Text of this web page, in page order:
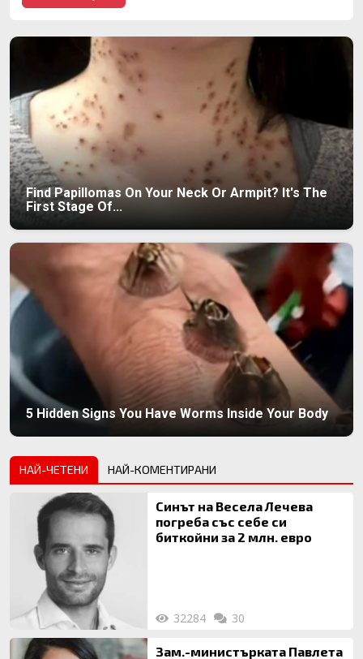
Find Papillomas On Your Neck Or Armpit? It's The
First Stage Of...
5 Hidden Signs You Have Worms Inside Your Body
НАЙ-ЧЕТЕНИ НАЙ-КОМЕНТИРАНИ
Синът на Весела Лечева
погреба със себе си
биткойни за 2 млн. евро
32284 30
Зам.-министърката Павлета